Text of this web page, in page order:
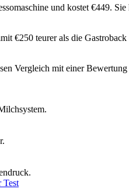
und kostet €449. Sie
€250 teurer als die
Vergleich mit einer
Test